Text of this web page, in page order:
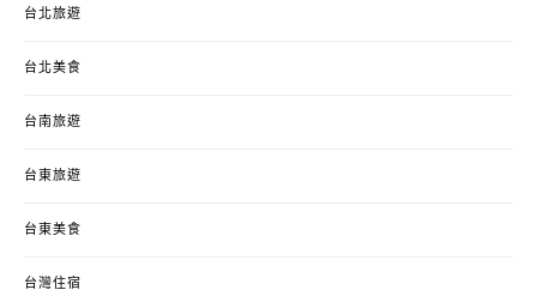
台北旅遊
台北美食
台南旅遊
台東旅遊
台東美食
台灣住宿